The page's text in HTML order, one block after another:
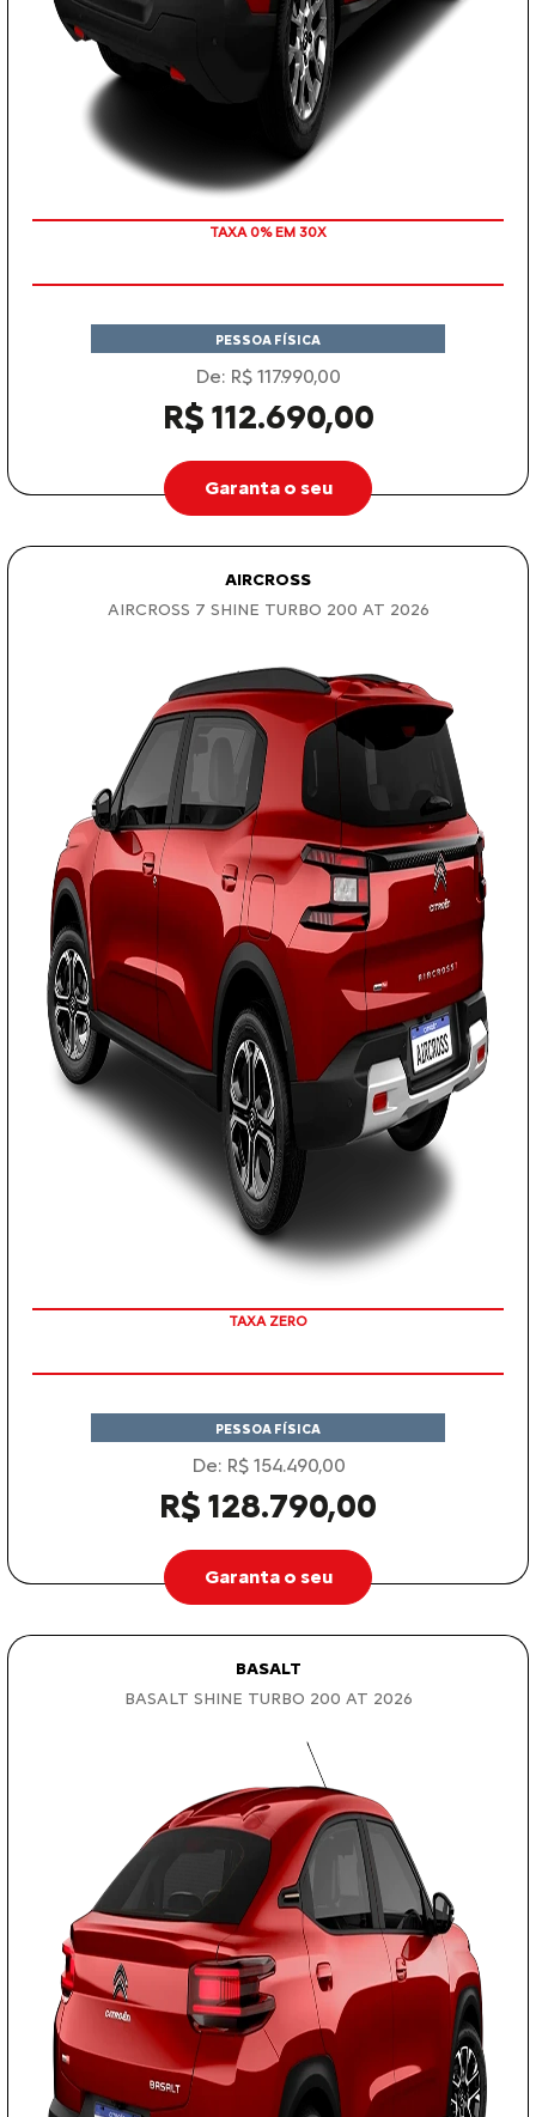
TAXA 0% EM 30X
PESSOA FÍSICA
De: R$ 117.990,00
R$ 112.690,00
Garanta o seu
AIRCROSS
AIRCROSS 7 SHINE TURBO 200 AT 2026
PESSOA FÍSICA
De: R$ 154.490,00
R$ 128.790,00
Garanta o seu
BASALT
BASALT SHINE TURBO 200 AT 2026